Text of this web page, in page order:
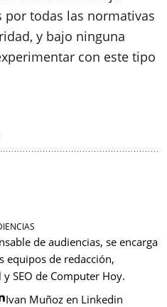
todas las normativas
y bajo ninguna
con este tipo
de audiencias, se encarga
equipos de redacción,
SEO de Computer Hoy.
Ivan Muñoz en Linkedin